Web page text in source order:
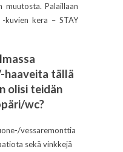
muutosta. Palaillaan
kuvien kera – STAY
tällä
olisi teidän
wc?
vessaremonttia
sekä vinkkejä